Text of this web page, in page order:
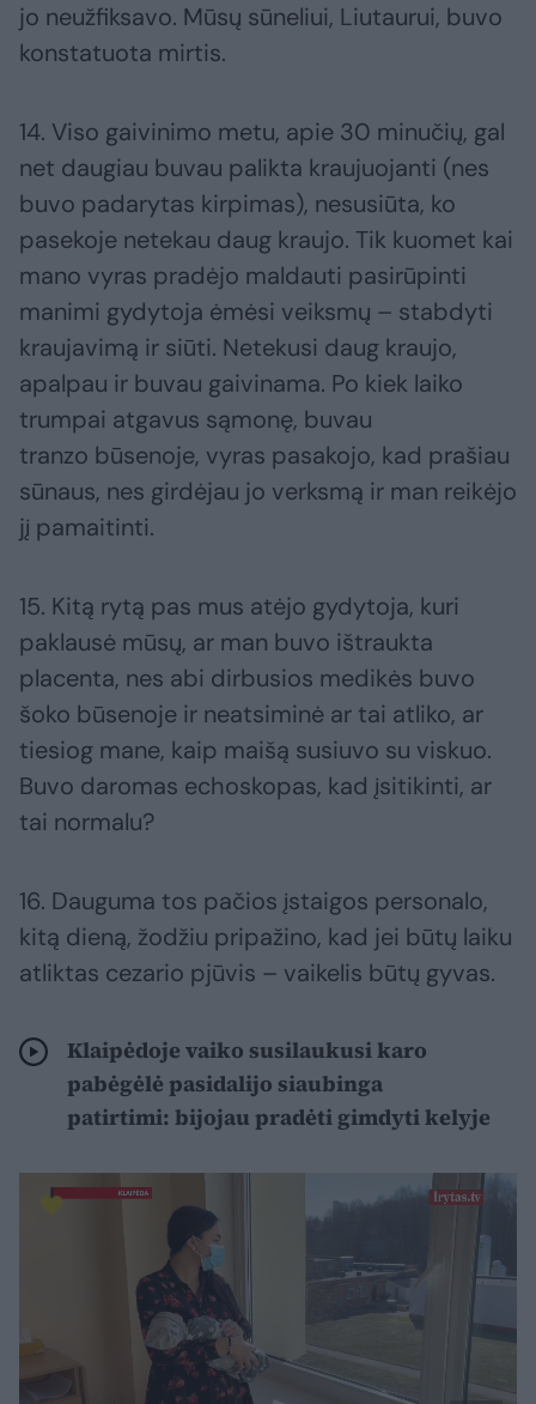
jo neužfiksavo. Mūsų sūneliui, Liutaurui, buvo
konstatuota mirtis.
14. Viso gaivinimo metu, apie 30 minučių, gal
net daugiau buvau palikta kraujuojanti (nes
buvo padarytas kirpimas), nesusiūta, ko
pasekoje netekau daug kraujo. Tik kuomet kai
mano vyras pradėjo maldauti pasirūpinti
manimi gydytoja ėmėsi veiksmų – stabdyti
kraujavimą ir siūti. Netekusi daug kraujo,
apalpau ir buvau gaivinama. Po kiek laiko
trumpai atgavus sąmonę, buvau
tranzo būsenoje, vyras pasakojo, kad prašiau
sūnaus, nes girdėjau jo verksmą ir man reikėjo
jį pamaitinti.
15. Kitą rytą pas mus atėjo gydytoja, kuri
paklausė mūsų, ar man buvo ištraukta
placenta, nes abi dirbusios medikės buvo
šoko būsenoje ir neatsiminė ar tai atliko, ar
tiesiog mane, kaip maišą susiuvo su viskuo.
Buvo daromas echoskopas, kad įsitikinti, ar
tai normalu?
16. Dauguma tos pačios įstaigos personalo,
kitą dieną, žodžiu pripažino, kad jei būtų laiku
atliktas cezario pjūvis – vaikelis būtų gyvas.
Klaipėdoje vaiko susilaukusi karo
pabėgėlė pasidalijo siaubinga
patirtimi: bijojau pradėti gimdyti kelyje